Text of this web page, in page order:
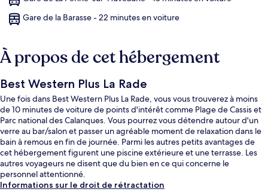
Gare de la Barasse - 22 minutes en voiture
À propos de cet hébergement
Best Western Plus La Rade
Une fois dans Best Western Plus La Rade, vous vous trouverez à moins
de 10 minutes de voiture de points d'intérêt comme Plage de Cassis et
Parc national des Calanques. Vous pourrez vous détendre autour d'un
verre au bar/salon et passer un agréable moment de relaxation dans le
bain à remous en fin de journée. Parmi les autres petits avantages de
cet hébergement figurent une piscine extérieure et une terrasse. Les
autres voyageurs ne disent que du bien en ce qui concerne le
personnel attentionné.
Informations sur le droit de rétractation